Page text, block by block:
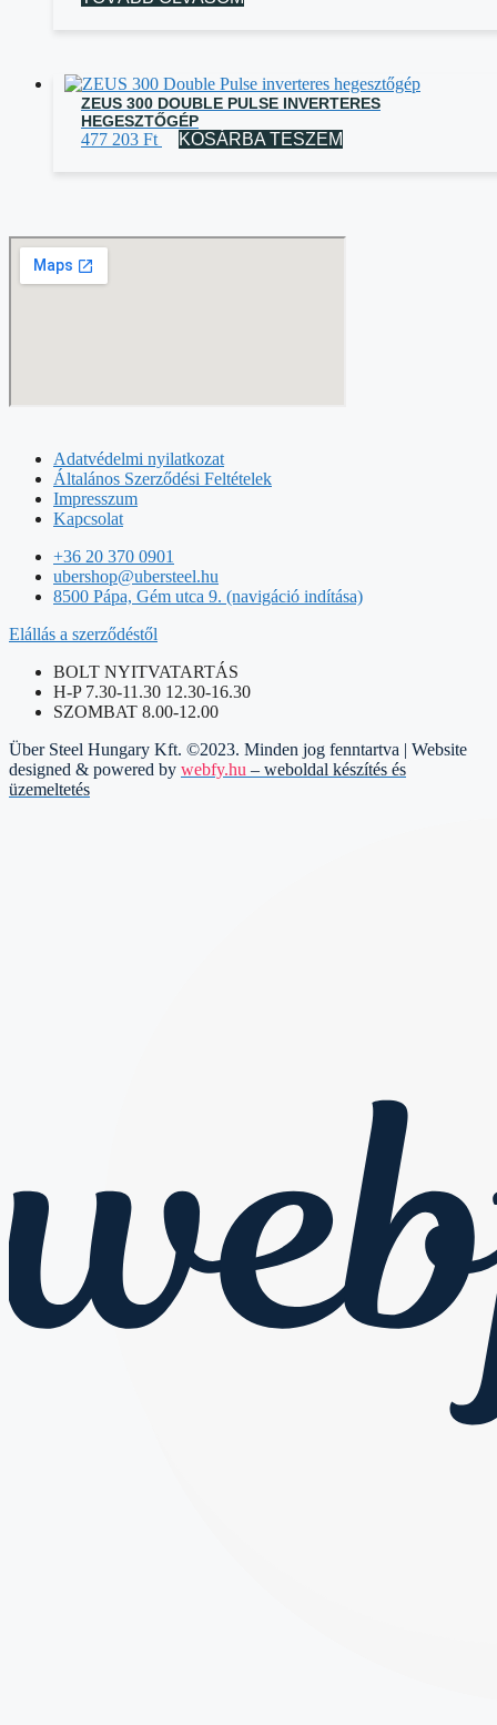
ZEUS 300 DOUBLE PULSE INVERTERES
HEGESZTŐGÉP
477 203 Ft KOSÁRBA TESZEM
Adatvédelmi nyilatkozat
Általános Szerződési Feltételek
Impresszum
Kapcsolat
+36 20 370 0901
ubershop@ubersteel.hu
8500 Pápa, Gém utca 9. (navigáció indítása)
Elállás a szerződéstől
BOLT NYITVATARTÁS
H-P 7.30-11.30 12.30-16.30
SZOMBAT 8.00-12.00
Über Steel Hungary Kft. ©2023. Minden jog fenntartva | Website
designed & powered by webfy.hu – weboldal készítés és
üzemeltetés